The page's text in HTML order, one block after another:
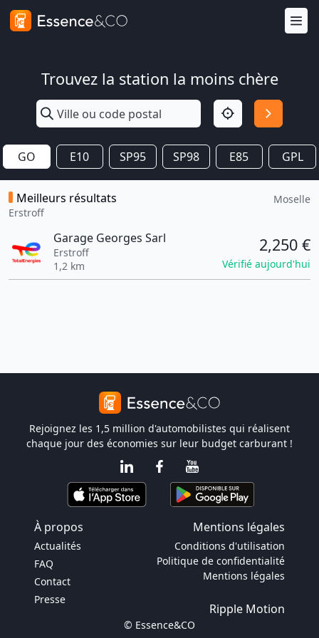
Trouvez la station la moins chère
GO E10 SP95 SP98 E85 GPL
Meilleurs résultats
Erstroff
Moselle
Garage Georges Sarl
Erstroff
1,2 km
2,250 €
Vérifié aujourd'hui
Rejoignez les 1,5 million d'automobilistes qui réalisent
chaque jour des économies sur leur budget carburant !
À propos Mentions légales
Actualités
FAQ
Contact
Presse
Conditions d'utilisation
Politique de confidentialité
Mentions légales
Ripple Motion
© Essence&CO